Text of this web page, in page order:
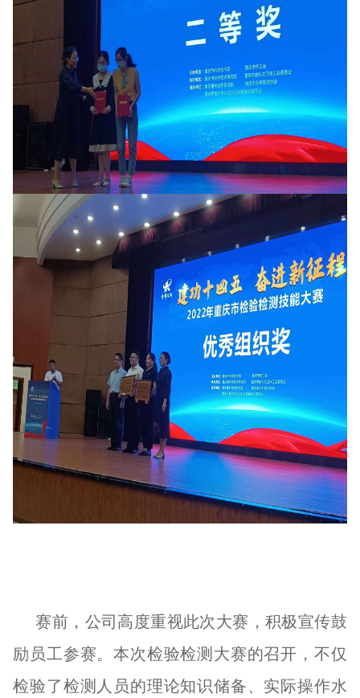
赛前，公司高度重视此次大赛，积极宣传鼓
励员工参赛。本次检验检测大赛的召开，不仅
检验了检测人员的理论知识储备、实际操作水